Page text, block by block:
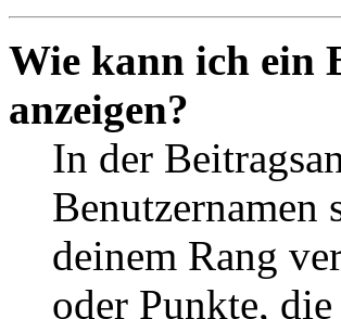
Wie kann ich ein
anzeigen?
In der
Benutzernamen
deinem Rang
oder Punkte,